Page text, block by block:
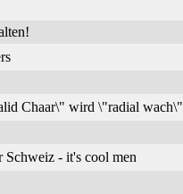
Chaar\" wird \"radial wach\"
Schweiz - it's cool men